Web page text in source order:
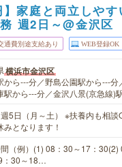
】家庭と両立しや
週2日～@金沢区
通費別途支給あり WEB登録OK
横浜市金沢区
から---分／野島公園駅から---分
駅から---分／金沢八景(京急線)
5日（月～土） ※扶養内も相談
みとなります！
（例）(1) 08：30～17：30(2)
：30～18…